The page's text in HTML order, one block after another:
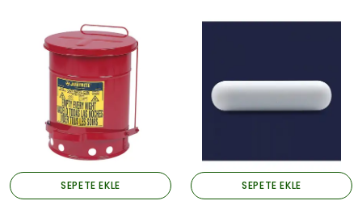
SEPETE EKLE SEPETE EKLE